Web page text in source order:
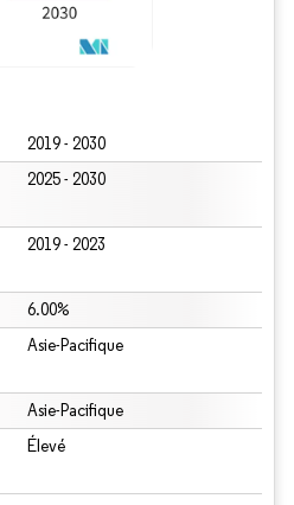
2019 - 2030
2025 - 2030
2019 - 2023
6.00%
Asie-Pacifique
Asie-Pacifique
Élevé